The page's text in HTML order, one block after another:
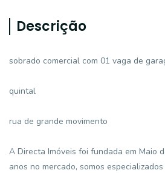
Descrição
sobrado comercial com 01 vaga de
quintal
rua de grande movimento
A Directa Imóveis foi fundada em Maio
anos no mercado, somos